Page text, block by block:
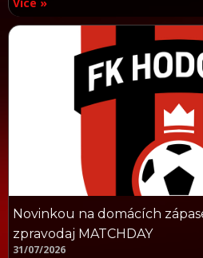
Novinkou na domácích
zpravodaj MATCHDAY
31/07/2026